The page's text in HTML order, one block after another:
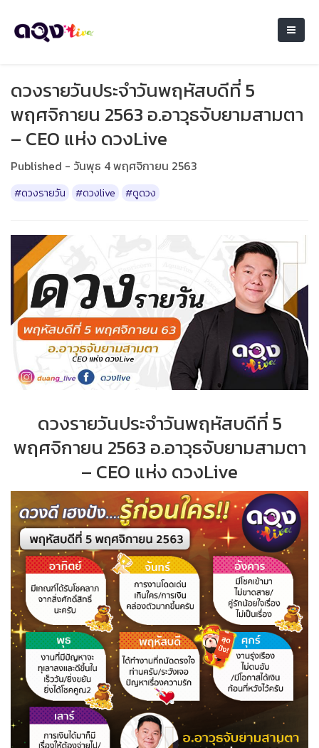
ดวงรายวันประจำวันพฤหัสบดีที่ 5
พฤศจิกายน 2563 อ.อาวุธจับยามสามตา
– CEO แห่ง ดวงLive
Published - วันพุธ 4 พฤศจิกายน 2563
#ดวงรายวัน #ดวงlive #ดูดวง
ดวงรายวันประจำวันพฤหัสบดีที่ 5
พฤศจิกายน 2563 อ.อาวุธจับยามสามตา
– CEO แห่ง ดวงLive